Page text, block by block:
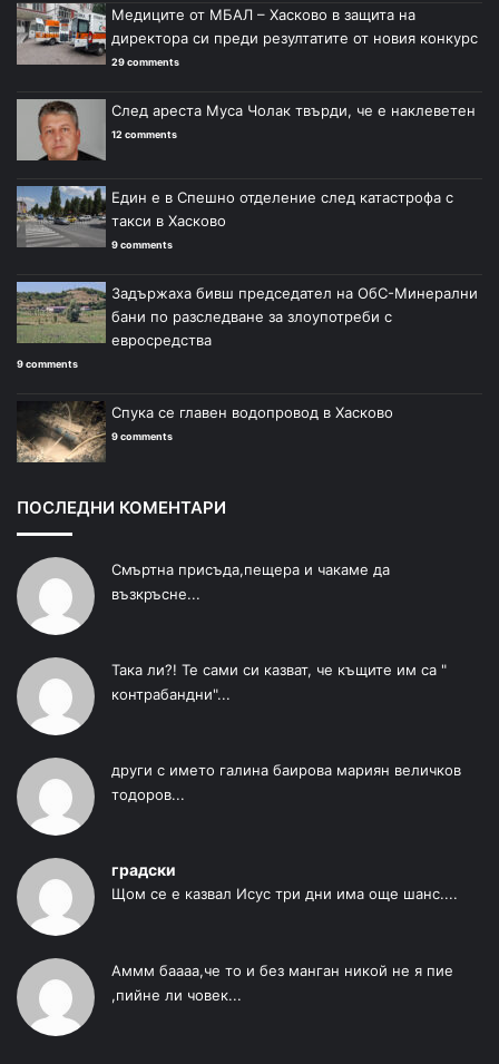
Медиците от МБАЛ – Хасково в защита на
директора си преди резултатите от новия конкурс
29 comments
След ареста Муса Чолак твърди, че е наклеветен
12 comments
Един е в Спешно отделение след катастрофа с
такси в Хасково
9 comments
Задържаха бивш председател на ОбС-Минерални
бани по разследване за злоупотреби с
евросредства
9 comments
Спука се главен водопровод в Хасково
9 comments
ПОСЛЕДНИ КОМЕНТАРИ
Смъртна присъда,пещера и чакаме да
възкръсне...
Така ли?! Те сами си казват, че къщите им са "
контрабандни"...
други с името галина баирова мариян величков
тодоров...
градски
Щом се е казвал Исус три дни има още шанс....
Аммм баааа,че то и без манган никой не я пие
,пийне ли човек...